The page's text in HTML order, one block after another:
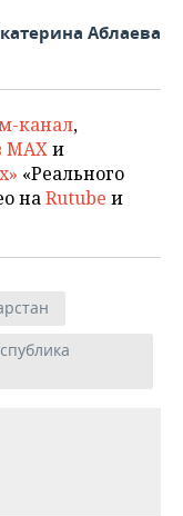
Аблаева
канал,
MAXи
«Реального
наRutube и